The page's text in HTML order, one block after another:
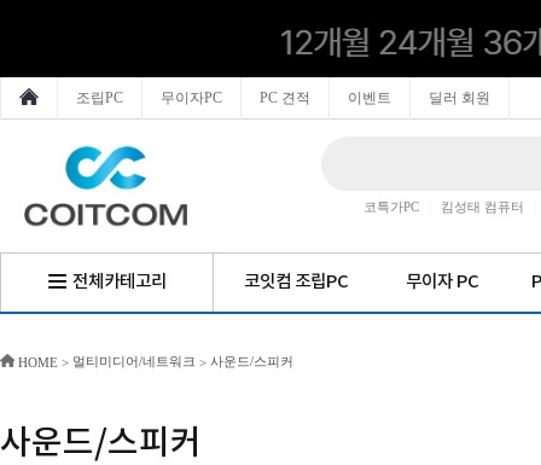
조립PC 무이자PC PC 견적 이벤트 딜러 회원
코특가PC 킴성태 컴퓨터
전체카테고리 코잇컴 조립PC 무이자 PC
HOME > 멀티미디어/네트워크 > 사운드/스피커
사운드/스피커